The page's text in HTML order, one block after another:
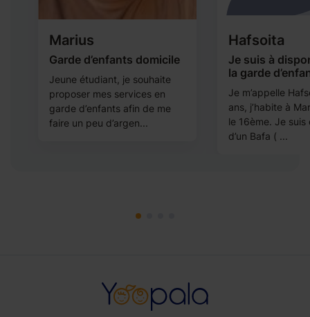
Marius
Garde d’enfants domicile
Jeune étudiant, je souhaite
proposer mes services en
garde d’enfants afin de me
faire un peu d’argen...
Hafsoita
Je suis à
la garde
Je m’appelle
ans, j’habite à
le 16ème. Je suis
d’un Bafa ( ...